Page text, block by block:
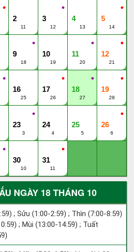
●
2
11
●
3
12
4
13
●
5
14
●
9
18
10
19
●
11
20
●
12
21
●
16
25
●
17
26
●
18
27
●
19
28
●
23
3
24
4
25
5
●
26
6
●
30
10
●
31
11
NGÀY 18 THÁNG 10
; Sửu (1:00-2:59) ; Thìn (7:00-8:59)
; Mùi (13:00-14:59) ; Tuất